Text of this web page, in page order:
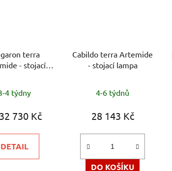
terra
- stojací
hodnocení
produktu
5,0
z
4 týdny
730 Kč
DETAIL
Cabildo terra Artemide
- stojací lampa
4-6 týdnů
28 143 Kč
DO KOŠÍKU